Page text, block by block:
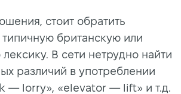
стоит обратить
британскую или
В сети нетрудно найти
различий в употреблении
— lorry», «elevator — lift» и т.д.